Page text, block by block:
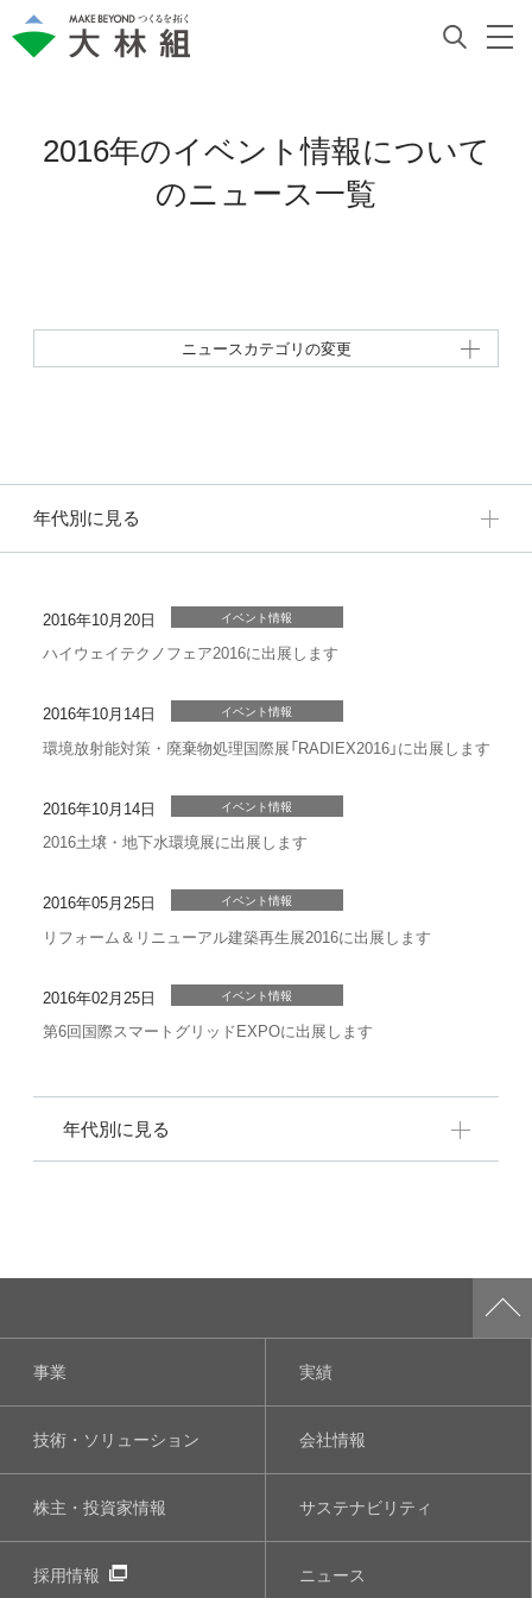
2016年のイベント情報について
のニュース一覧
ニュースカテゴリの変更
年代別に見る
2016年10月20日 イベント情報
ハイウェイテクノフェア2016に出展します
2016年10月14日 イベント情報
環境放射能対策・廃棄物処理国際展「RADIEX2016」に出展します
2016年10月14日 イベント情報
2016土壌・地下水環境展に出展します
2016年05月25日 イベント情報
リフォーム＆リニューアル建築再生展2016に出展します
2016年02月25日 イベント情報
第6回国際スマートグリッドEXPOに出展します
年代別に見る
事業 実績
技術・ソリューション 会社情報
株主・投資家情報 サステナビリティ
採用情報 ニュース